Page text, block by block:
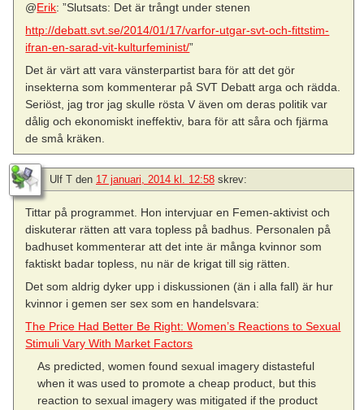
@Erik: ”Slutsats: Det är trångt under stenen
http://debatt.svt.se/2014/01/17/varfor-utgar-svt-och-fittstim-
ifran-en-sarad-vit-kulturfeminist/”
Det är värt att vara vänsterpartist bara för att det gör
insekterna som kommenterar på SVT Debatt arga och rädda.
Seriöst, jag tror jag skulle rösta V även om deras politik var
dålig och ekonomiskt ineffektiv, bara för att såra och fjärma
de små kräken.
Ulf T den 17 januari, 2014 kl. 12:58 skrev:
Tittar på programmet. Hon intervjuar en Femen-aktivist och
diskuterar rätten att vara topless på badhus. Personalen på
badhuset kommenterar att det inte är många kvinnor som
faktiskt badar topless, nu när de krigat till sig rätten.
Det som aldrig dyker upp i diskussionen (än i alla fall) är hur
kvinnor i gemen ser sex som en handelsvara:
The Price Had Better Be Right: Women’s Reactions to Sexual
Stimuli Vary With Market Factors
As predicted, women found sexual imagery distasteful
when it was used to promote a cheap product, but this
reaction to sexual imagery was mitigated if the product